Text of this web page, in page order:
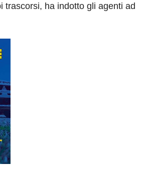
trascorsi, ha indotto gli agenti ad